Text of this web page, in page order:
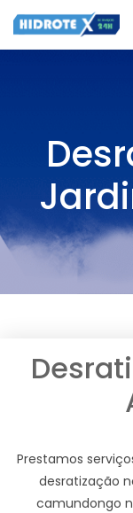
Prestamos
desratização
camundongo